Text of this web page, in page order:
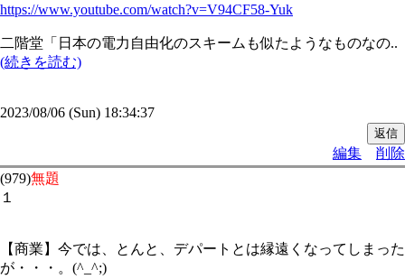
https://www.youtube.com/watch?v=V94CF58-Yuk
二階堂「日本の電力自由化のスキームも似たようなものなの..
(続きを読む)
2023/08/06 (Sun) 18:34:37
編集
削除
(979)無題
１
【商業】今では、とんと、デパートとは縁遠くなってしまった
が・・・。(^_^;)